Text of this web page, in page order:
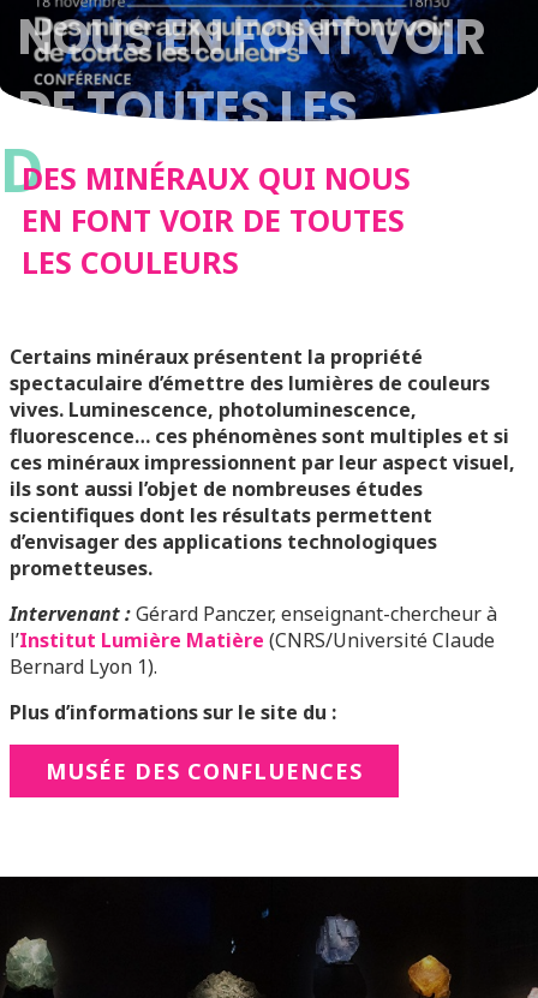
NOUS EN FONT VOIR
DE TOUTES LES
COULEURS
DDES MINÉRAUX QUI NOUS
EN FONT VOIR DE TOUTES
LES COULEURS
Certains minéraux présentent la propriété
spectaculaire d’émettre des lumières de couleurs
vives. Luminescence, photoluminescence,
fluorescence… ces phénomènes sont multiples et si
ces minéraux impressionnent par leur aspect visuel,
ils sont aussi l’objet de nombreuses études
scientifiques dont les résultats permettent
d’envisager des applications technologiques
prometteuses.
Intervenant :Gérard Panczer, enseignant-chercheur à
l’Institut Lumière Matière (CNRS/Université Claude
Bernard Lyon 1).
Plus d’informations sur le site du :
MUSÉE DES CONFLUENCES